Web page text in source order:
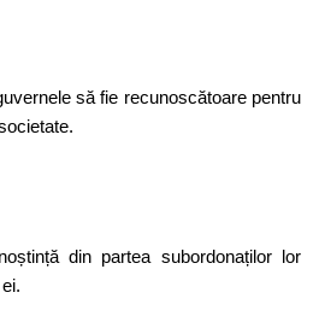
să fie recunoscătoare pentru
din partea subordonaților lor